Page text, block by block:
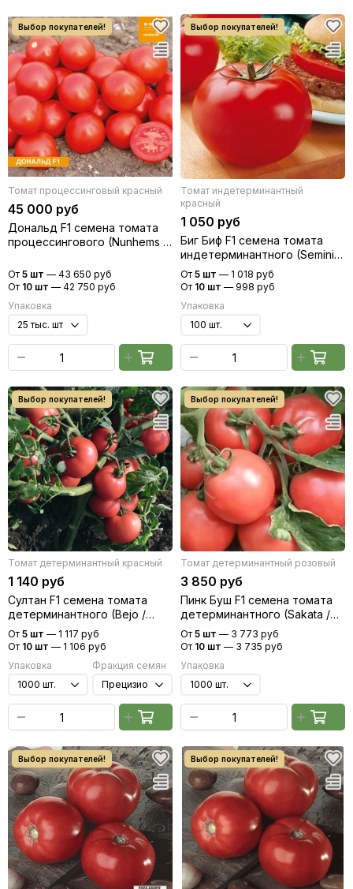
Томат процессинговый красный
45 000 руб
Дональд F1 семена томата
процессингового (Nunhems /
От 5 шт — 43 650 руб
От 10 шт — 42 750 руб
Упаковка
Томат индетерминантный
красный
1 050 руб
Биг Биф F1 семена томата
индетерминантного (Seminis
/ Семинис)
От 5 шт — 1 018 руб
От 10 шт — 998 руб
Упаковка
Томат детерминантный красный
1 140 руб
Султан F1 семена томата
детерминантного (Bejo /
Бейо)
От 5 шт — 1 117 руб
От 10 шт — 1 106 руб
Упаковка
Фракция семян
Томат детерминантный розовый
3 850 руб
Пинк Буш F1 семена томата
детерминантного (Sakata /
Саката)
От 5 шт — 3 773 руб
От 10 шт — 3 735 руб
Упаковка